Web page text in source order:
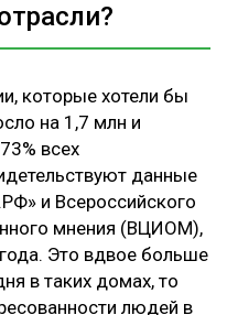
которые хотели бы
на 1,7 млн и
всех
данные
и Всероссийского
мнения (ВЦИОМ),
Это вдвое больше
в таких домах, то
людей в